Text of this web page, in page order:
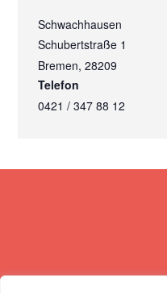
Schwachhausen
Schubertstraße 1
Bremen, 28209
Telefon
0421 / 347 88 12